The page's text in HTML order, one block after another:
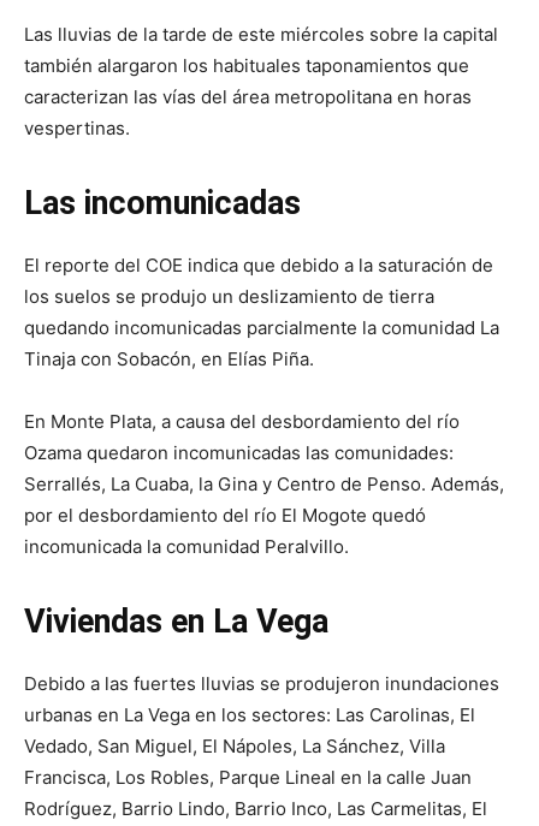
Las lluvias de la tarde de este miércoles sobre la capital
también alargaron los habituales taponamientos que
caracterizan las vías del área metropolitana en horas
vespertinas.
Las incomunicadas
El reporte del COE indica que debido a la saturación de
los suelos se produjo un deslizamiento de tierra
quedando incomunicadas parcialmente la comunidad La
Tinaja con Sobacón, en Elías Piña.
En Monte Plata, a causa del desbordamiento del río
Ozama quedaron incomunicadas las comunidades:
Serrallés, La Cuaba, la Gina y Centro de Penso. Además,
por el desbordamiento del río El Mogote quedó
incomunicada la comunidad Peralvillo.
Viviendas en La Vega
Debido a las fuertes lluvias se produjeron inundaciones
urbanas en La Vega en los sectores: Las Carolinas, El
Vedado, San Miguel, El Nápoles, La Sánchez, Villa
Francisca, Los Robles, Parque Lineal en la calle Juan
Rodríguez, Barrio Lindo, Barrio Inco, Las Carmelitas, El